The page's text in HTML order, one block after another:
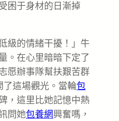
困于身材的日漸掉
級的情緒干擾！」牛
。在心里暗暗下定了
愿辦事隊幫扶艱苦群
這場觀光。當輪包
，這里比她記憶中熱
問她包養網興奮嗎，